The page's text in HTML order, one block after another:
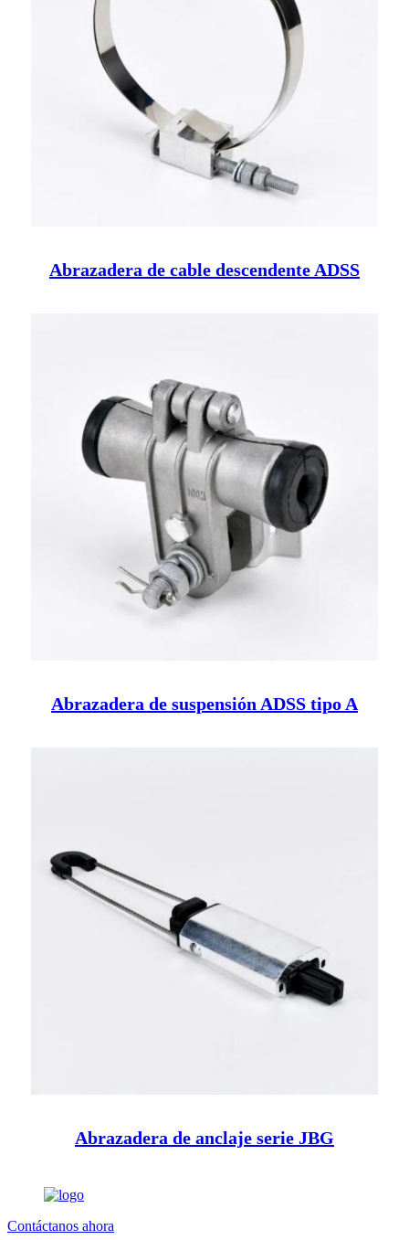
Abrazadera de cable descendente ADSS
Abrazadera de suspensión ADSS tipo A
Abrazadera de anclaje serie JBG
Contáctanos ahora